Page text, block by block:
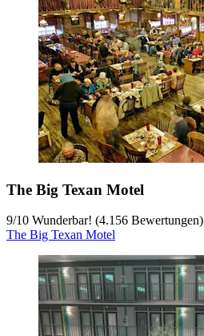
The Big Texan Motel
9/10 Wunderbar! (4.156 Bewertungen)
The Big Texan Motel